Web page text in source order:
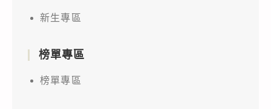
新生專區
榜單專區
榜單專區